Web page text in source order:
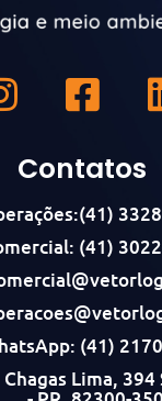
Contatos
(41)
(41)
Lima,